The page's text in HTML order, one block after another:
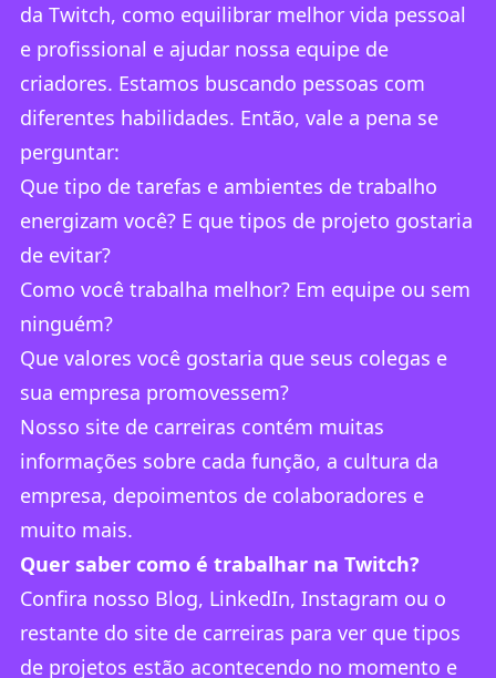
da Twitch, como equilibrar melhor vida pessoal
e profissional e ajudar nossa equipe de
criadores. Estamos buscando pessoas com
diferentes habilidades. Então, vale a pena se
perguntar:
Que tipo de tarefas e ambientes de trabalho
energizam você? E que tipos de projeto gostaria
de evitar?
Como você trabalha melhor? Em equipe ou sem
ninguém?
Que valores você gostaria que seus colegas e
sua empresa promovessem?
Nosso site de carreiras contém muitas
informações sobre cada função, a cultura da
empresa, depoimentos de colaboradores e
muito mais.
Quer saber como é trabalhar na Twitch?
Confira nosso Blog, LinkedIn, Instagram ou o
restante do site de carreiras para ver que tipos
de projetos estão acontecendo no momento e